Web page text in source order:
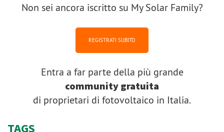
Non sei ancora iscritto su My Solar Family?
REGISTRATI SUBITO
Entra a far parte della più grande
community gratuita
di proprietari di fotovoltaico in Italia.